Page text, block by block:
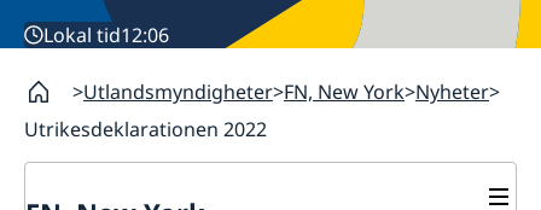
Lokal tid12:06
Utlandsmyndigheter FN, New York Nyheter
Utrikesdeklarationen 2022